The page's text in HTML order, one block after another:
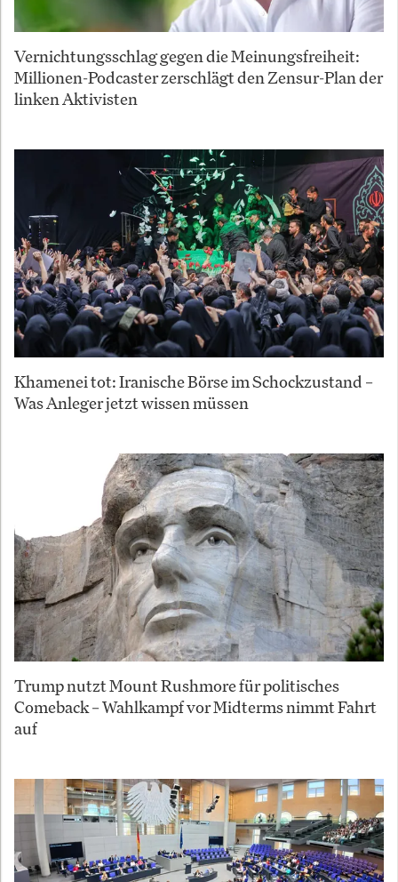
Vernichtungsschlag gegen die Meinungsfreiheit:
Millionen-Podcaster zerschlägt den Zensur-Plan der
linken Aktivisten
Khamenei tot: Iranische Börse im Schockzustand –
Was Anleger jetzt wissen müssen
Trump nutzt Mount Rushmore für politisches
Comeback – Wahlkampf vor Midterms nimmt Fahrt
auf